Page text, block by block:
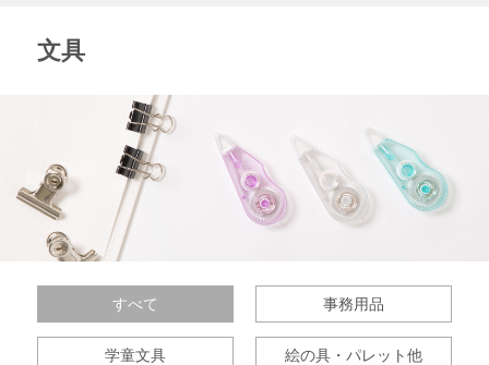
文具
すべて 事務用品
学童文具 絵の具・パレット他